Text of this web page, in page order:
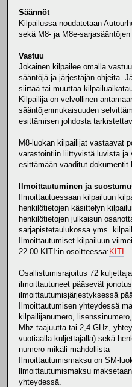
Säännöt
Kilpailussa noudatetaan
sekä M8- ja M8e-
Vastuu
Jokainen kilpailee omalla
sääntöjä ja järjestäjän ohjeita.
siirtää tai muuttaa
Kilpailija on velvollinen
sääntöjenmukaisuuden
esittämisen johdosta
M8-luokan kilpailijat vastaavat
varastointiin liittyvistä luvista ja
esittämään vaaditut dokumentit
Ilmoittautuminen ja
Ilmoittautuessaan kilpailuun
henkilötietojen käsittelyn
henkilötietojen julkaisun
sarjapistetaulukossa yms.
Ilmoittautumiset kilpailuun
22.00 KITI:in osoitteessa: KITI
Osallistumisrajoitus 72
ilmoittautuneet pääsevät
ilmoittautumisjärjestyksessä
Ilmoittautumisen yhteydessä
kilpailijanumero,
Mhz taajuutta tai 2,4 GHz,
vuotiaalla kuljettajalla) sekä
numero mikäli mahdollista
Ilmoittautumismaksu on SM-
llmoittautumismaksu
yhteydessä.